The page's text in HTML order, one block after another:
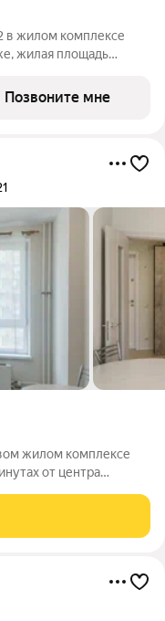
в жилом комплексе
жилая площадь
Позвоните мне
жилом комплексе
от центра
осветительные